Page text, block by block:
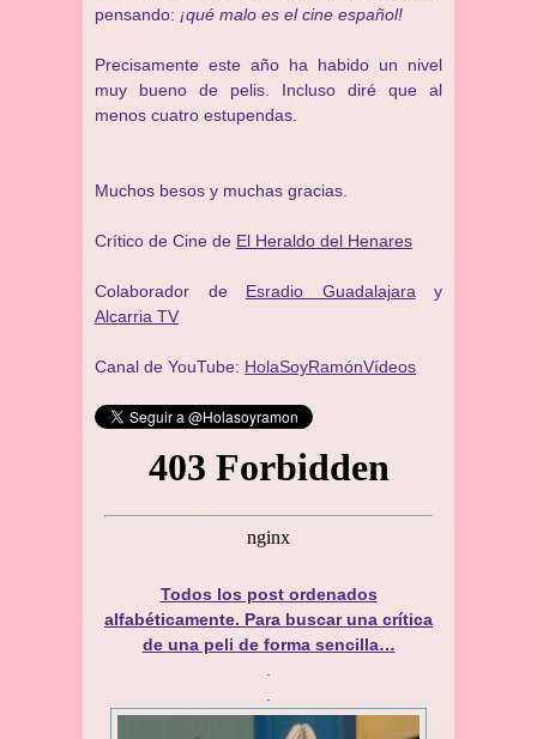
pensando: ¡qué malo es el cine español!
Precisamente este año ha habido un nivel
muy bueno de pelis. Incluso diré que al
menos cuatro estupendas.
Muchos besos y muchas gracias.
Crítico de Cine de El Heraldo del Henares
Colaborador de Esradio Guadalajara y
Alcarria TV
Canal de YouTube: HolaSoyRamónVídeos
Todos los post ordenados
alfabéticamente. Para buscar una crítica
de una peli de forma sencilla…